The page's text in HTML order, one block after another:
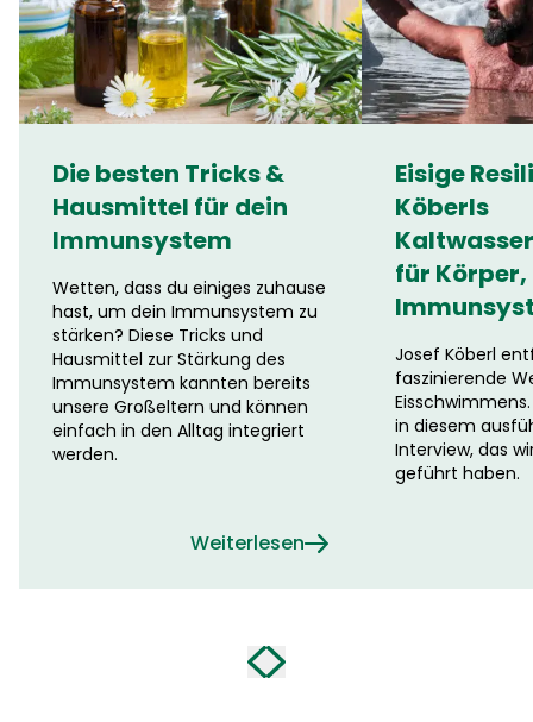
Die besten Tricks &
Hausmittel für dein
Immunsystem
Wetten, dass du einiges zuhause
hast, um dein Immunsystem zu
stärken? Diese Tricks und
Hausmittel zur Stärkung des
Immunsystem kannten bereits
unsere Großeltern und können
einfach in den Alltag integriert
werden.
Weiterlesen
Eisige
Köberls
für
Josef Köberl
faszinierende
in diesem
Interview, das
geführt haben.